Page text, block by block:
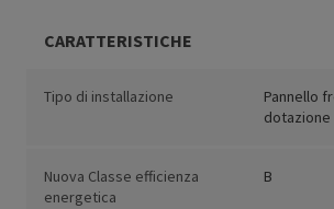
CARATTERISTICHE
Tipo di installazione
Pannello
dotazione
Nuova Classe efficienza
energetica
B